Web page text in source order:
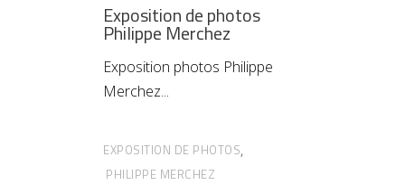
Exposition de photos
Philippe Merchez
Exposition photos Philippe
Merchez
EXPOSITION DE PHOTOS,
PHILIPPE MERCHEZ